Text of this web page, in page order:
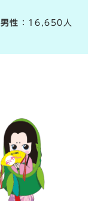
男性 ：16,650人